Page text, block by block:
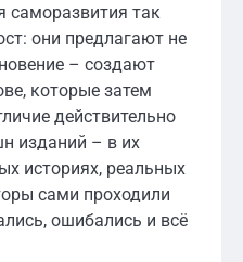
саморазвития так
они предлагают не
– создают
которые затем
действительно
изданий – в их
историях, реальных
сами проходили
ошибались и всё